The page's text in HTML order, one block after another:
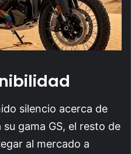
silencio acerca de
gama GS, el resto de
al mercado a